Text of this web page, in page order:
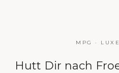
MPG ·
Hutt Dir nach